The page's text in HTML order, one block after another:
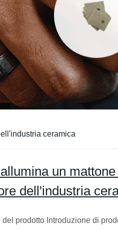
ceramica
un
dell'industria
del prodotto Introduzione di